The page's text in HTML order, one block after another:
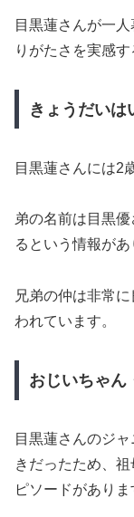
目黒蓮さんが一
りがたさを実感
きょうだいは
目黒蓮さんには2
弟の名前は目黒
るという情報があ
兄弟の仲は非常
われています。
おじいちゃん
目黒蓮さんのジ
きだったため、
ピソードがありま